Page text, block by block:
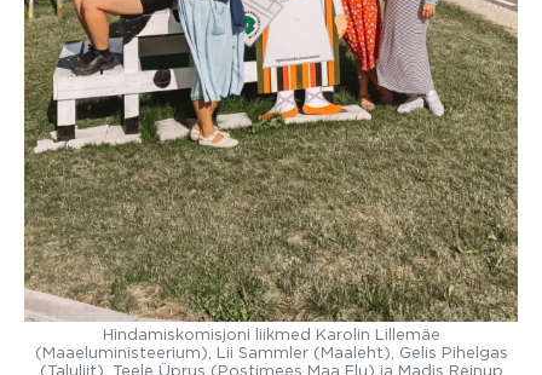
Hindamiskomisjoni liikmed Karolin Lillemäe
(Maaeluministeerium), Lii Sammler (Maaleht), Gelis Pihelgas
(Taluliit), Teele Üprus (Postimees Maa Elu) ja Madis Reinup